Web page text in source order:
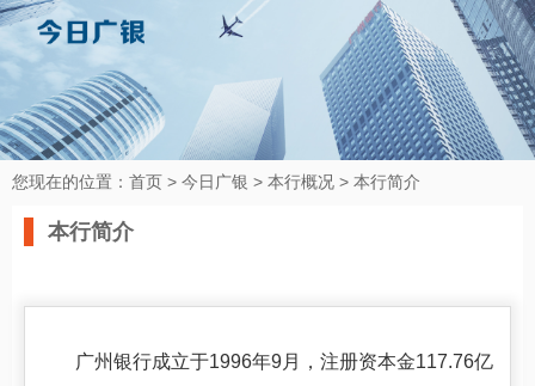
您现在的位置： 首页 > 今日广银 > 本行概况 > 本行简介
本行简介
广州银行成立于1996年9月，注册资本金117.76亿